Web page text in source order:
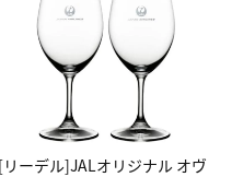
[リーデル]JALオリジナル オヴ